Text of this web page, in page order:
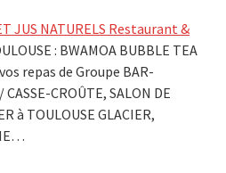
JUS NATURELS Restaurant &
: BWAMOA BUBBLE TEA
repas de Groupe BAR-
CROÛTE, SALON DE
à TOULOUSE GLACIER,